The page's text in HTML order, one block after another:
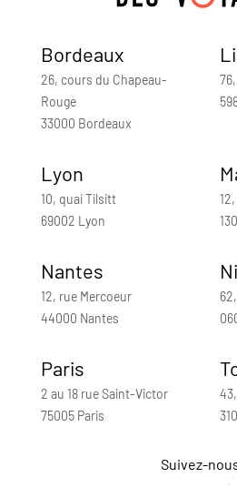
Bordeaux
26, cours du Chapeau-
Rouge
33000 Bordeaux
Lyon
10, quai Tilsitt
69002 Lyon
Nantes
12, rue Mercoeur
44000 Nantes
Paris
2 au 18 rue Saint-Victor
75005 Paris
Suivez-